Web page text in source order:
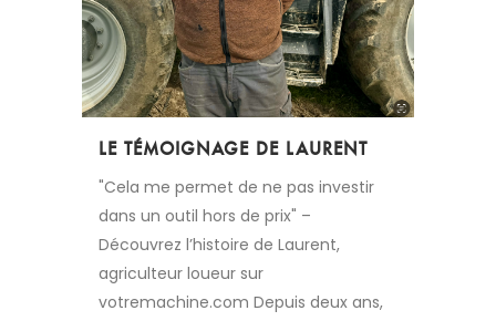
LE TÉMOIGNAGE DE LAURENT
"Cela me permet de ne pas investir
dans un outil hors de prix" –
Découvrez l’histoire de Laurent,
agriculteur loueur sur
votremachine.com Depuis deux ans,